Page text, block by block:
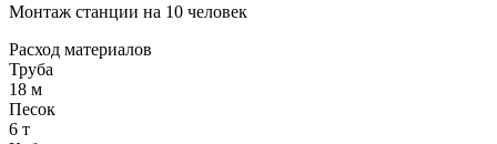
Монтаж станции на 10 человек
Расход материалов
Труба
18 м
Песок
6 т